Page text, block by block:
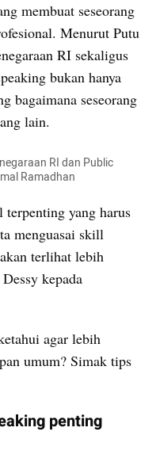
membuat seseorang
Menurut Putu
RI sekaligus
bukan hanya
bagaimana seseorang
lain.
RI dan Public
Ramadhan
yang harus
menguasai skill
terlihat lebih
kepada
agar lebih
umum? Simak tips
penting